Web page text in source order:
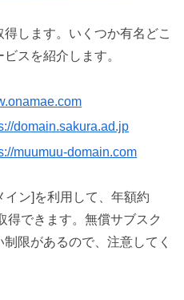
します。いくつか有名どこ
スを紹介します。
domain.sakura.ad.jp
muumuu-domain.com
ン]を利用して、年額約
得できます。無償サブスク
限があるので、注意してく